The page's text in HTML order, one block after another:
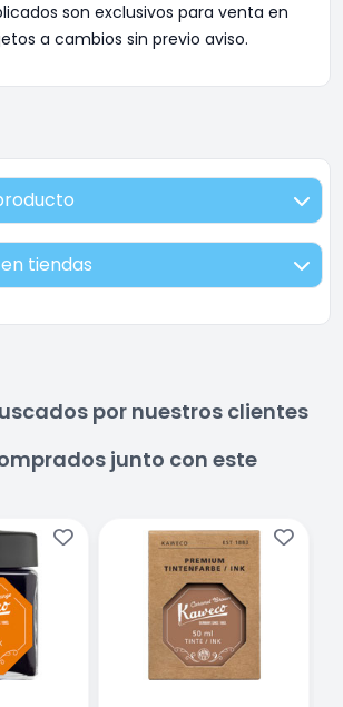
son exclusivos para venta en
a cambios sin previo aviso.
tiendas
por nuestros clientes
junto con este